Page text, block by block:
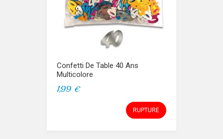
Confetti De Table 40 Ans
Multicolore
1,99 €
RUPTURE